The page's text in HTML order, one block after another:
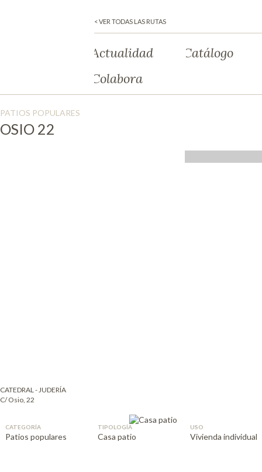
< VER TODAS LAS RUTAS
Actualidad
Catálogo
Colabora
PATIOS POPULARES
OSIO 22
CATEDRAL - JUDERÍA
C/ Osio, 22
CATEGORÍA
Patios populares
TIPOLOGÍA
Casa patio
USO
Vivienda individual